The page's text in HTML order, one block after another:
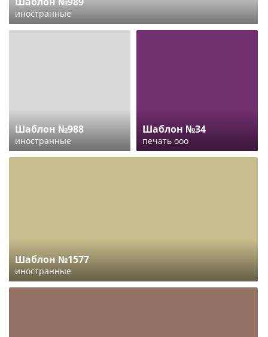
иностранные
Шаблон №988
иностранные
Шаблон №34
печать ооо
Шаблон №1577
иностранные